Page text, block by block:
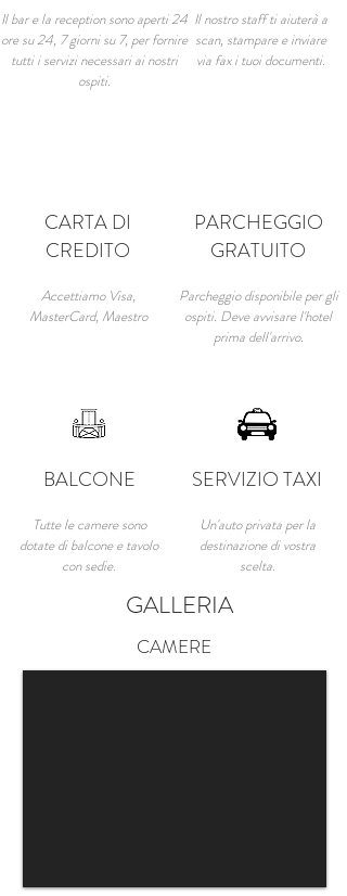
Il bar e la reception sono aperti 24
ore su 24, 7 giorni su 7, per fornire
tutti i servizi necessari ai nostri
ospiti.
Il nostro staff ti aiuterà a
scan, stampare e inviare
via fax i tuoi documenti.
CARTA DI
CREDITO
Accettiamo Visa,
MasterCard, Maestro
BALCONE
Tutte le camere sono
dotate di balcone e tavolo
con sedie.
PARCHEGGIO
GRATUITO
Parcheggio disponibile per gli
ospiti. Deve avvisare l'hotel
prima dell'arrivo.
SERVIZIO TAXI
Un'auto privata per la
destinazione di vostra
scelta.
GALLERIA
CAMERE